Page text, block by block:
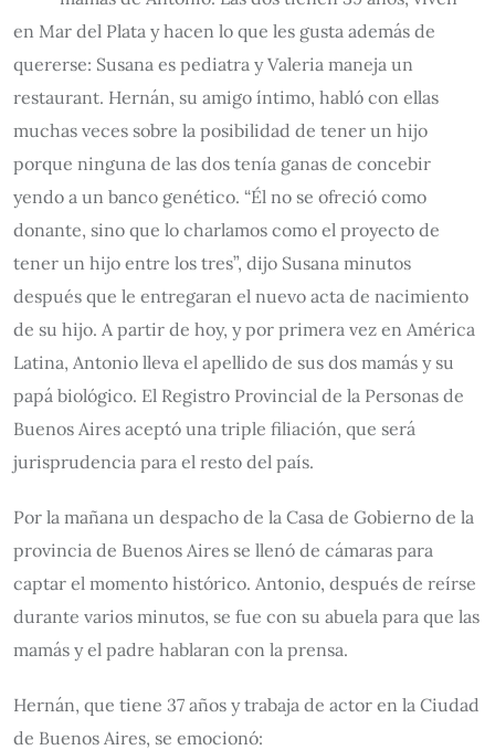
en Mar del Plata y hacen lo que les gusta además de
quererse: Susana es pediatra y Valeria maneja un
restaurant. Hernán, su amigo íntimo, habló con ellas
muchas veces sobre la posibilidad de tener un hijo
porque ninguna de las dos tenía ganas de concebir
yendo a un banco genético. “Él no se ofreció como
donante, sino que lo charlamos como el proyecto de
tener un hijo entre los tres”, dijo Susana minutos
después que le entregaran el nuevo acta de nacimiento
de su hijo. A partir de hoy, y por primera vez en América
Latina, Antonio lleva el apellido de sus dos mamás y su
papá biológico. El Registro Provincial de la Personas de
Buenos Aires aceptó una triple filiación, que será
jurisprudencia para el resto del país.
Por la mañana un despacho de la Casa de Gobierno de la
provincia de Buenos Aires se llenó de cámaras para
captar el momento histórico. Antonio, después de reírse
durante varios minutos, se fue con su abuela para que las
mamás y el padre hablaran con la prensa.
Hernán, que tiene 37 años y trabaja de actor en la Ciudad
de Buenos Aires, se emocionó: